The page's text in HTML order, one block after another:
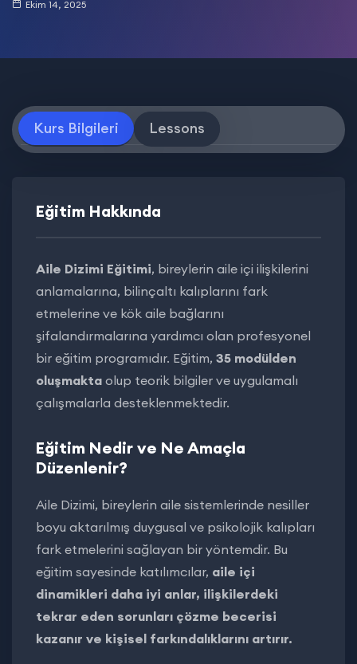
Ekim 14, 2025
Kurs Bilgileri Lessons
Eğitim Hakkında
Aile Dizimi Eğitimi, bireylerin aile içi ilişkilerini
anlamalarına, bilinçaltı kalıplarını fark
etmelerine ve kök aile bağlarını
şifalandırmalarına yardımcı olan profesyonel
bir eğitim programıdır. Eğitim, 35 modülden
oluşmakta olup teorik bilgiler ve uygulamalı
çalışmalarla desteklenmektedir.
Eğitim Nedir ve Ne Amaçla
Düzenlenir?
Aile Dizimi, bireylerin aile sistemlerinde nesiller
boyu aktarılmış duygusal ve psikolojik kalıpları
fark etmelerini sağlayan bir yöntemdir. Bu
eğitim sayesinde katılımcılar, aile içi
dinamikleri daha iyi anlar, ilişkilerdeki
tekrar eden sorunları çözme becerisi
kazanır ve kişisel farkındalıklarını artırır.